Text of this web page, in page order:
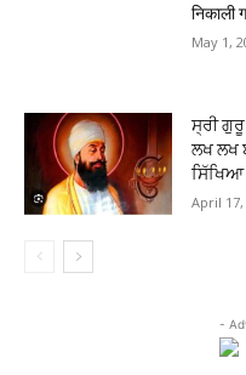
निकाली
May 1,
ਸ੍ਰੀ
ਲਖ ਲਖ
ਸਿੱਖਿਆ
April 17,
-